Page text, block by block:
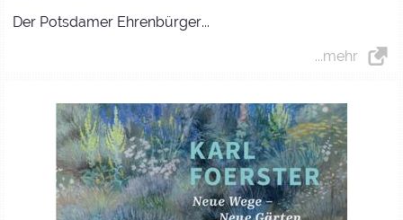
Der Potsdamer Ehrenbürger...
...mehr